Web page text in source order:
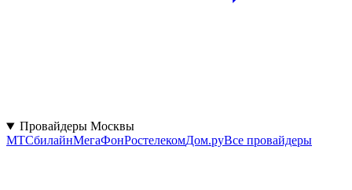
Провайдеры Москвы
МТСбилайнМегаФонРостелекомДом.руВсе провайдеры